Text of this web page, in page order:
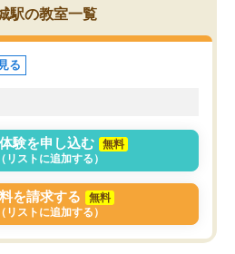
勉強を、最
の方の予定が空いていな
唯一、塾内の設備だけは
で素晴らしかったです。
駅の教室一覧
る
験を申し込む
無料
（リストに追加する）
を請求する
無料
（リストに追加する）